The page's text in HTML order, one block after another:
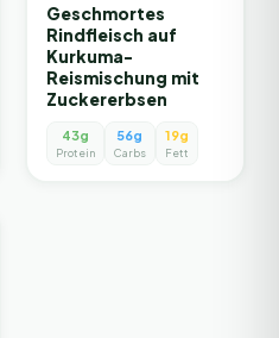
Geschmortes
Rindfleisch auf
Kurkuma-
Reismischung mit
Zuckererbsen
43g
Protein
56g
Carbs
19g
Fett